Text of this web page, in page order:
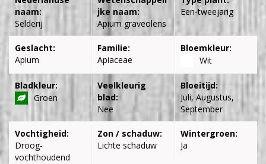
naam:
Selderij
jke naam:
Apium graveolens
Een-tweejarig
Geslacht:
Apium
Familie:
Apiaceae
Bloemkleur:
Wit
Bladkleur:
Groen
Veelkleurig
blad:
Nee
Bloeitijd:
Juli, Augustus,
September
Vochtigheid:
Droog-
vochthoudend
Zon / schaduw:
Lichte schaduw
Wintergroen:
Ja